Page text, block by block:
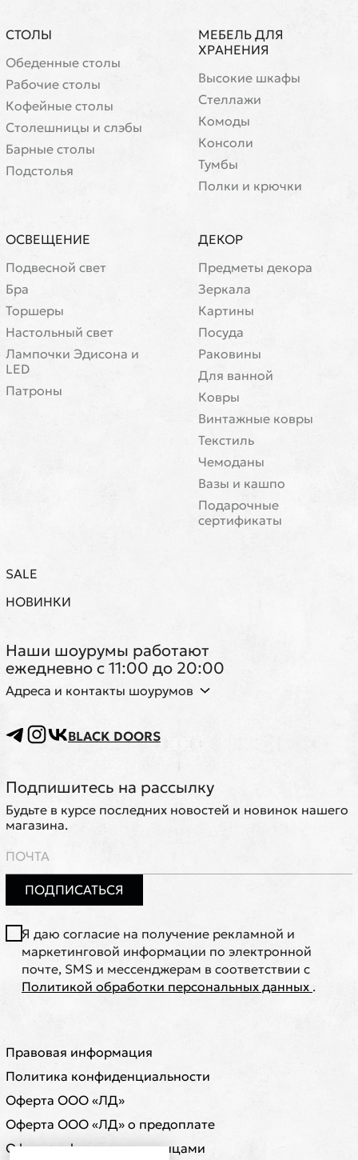
СТОЛЫ
Обеденные столы
Рабочие столы
Кофейные столы
Cтолешницы и слэбы
Барные столы
Подстолья
МЕБЕЛЬ ДЛЯ
ХРАНЕНИЯ
Высокие шкафы
Стеллажи
Комоды
Консоли
Тумбы
Полки и крючки
ОСВЕЩЕНИЕ
Подвесной свет
Бра
Торшеры
Настольный свет
Лампочки Эдисона и
LED
Патроны
ДЕКОР
Предметы декора
Зеркала
Картины
Посуда
Раковины
Для ванной
Ковры
Винтажные ковры
Текстиль
Чемоданы
Вазы и кашпо
Подарочные
сертификаты
SALE
НОВИНКИ
Наши шоурумы работают
ежедневно с 11:00 до 20:00
Адреса и контакты шоурумов
BLACK DOORS
Подпишитесь на рассылку
Будьте в курсе последних новостей и новинок нашего
магазина.
ПОДПИСАТЬСЯ
Я даю согласие на получение рекламной и
маркетинговой информации по электронной
почте, SMS и мессенджерам в соответствии с
Политикой обработки персональных данных .
Правовая информация
Политика конфиденциальности
Оферта ООО «ЛД»
Оферта ООО «ЛД» о предоплате
Оферта с физическими лицами